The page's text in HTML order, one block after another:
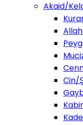
Akaid/
Cin/